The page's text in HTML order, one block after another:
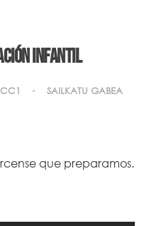
Infantil
SAILKATU GABEA
que preparamos.